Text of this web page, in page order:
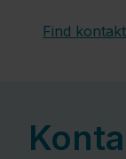
Find